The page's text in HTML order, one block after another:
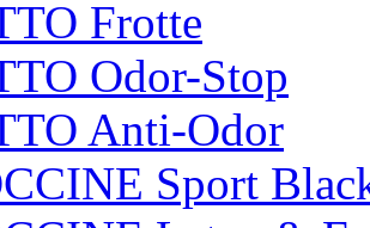
Frotte
Odor-Stop
Anti-Odor
Sport